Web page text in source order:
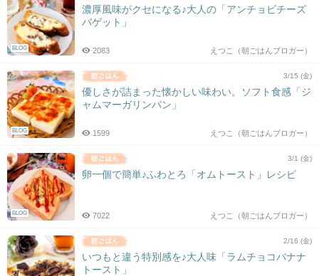
BLOG
濃厚風味がクセになる♪大人の「アンチョビチーズ
バゲット」
えつこ（朝ごはんブロガー）
2083
BLOG
3/15 (金)
優しさが詰まった懐かしい味わい。ソフト食感「ジ
ャムマーガリンパン」
えつこ（朝ごはんブロガー）
1599
BLOG
3/1 (金)
卵一個で簡単♪ふわとろ「オムトースト」レシピ
えつこ（朝ごはんブロガー）
7022
2/16 (金)
いつもと違う特別感を♪大人味「ラムチョコバナナ
トースト」